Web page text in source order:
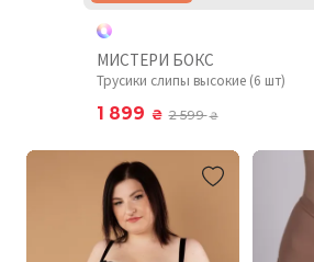
МИСТЕРИ БОКС
Трусики слипы высокие (6 шт)
1 899 ₴ 2 599₴